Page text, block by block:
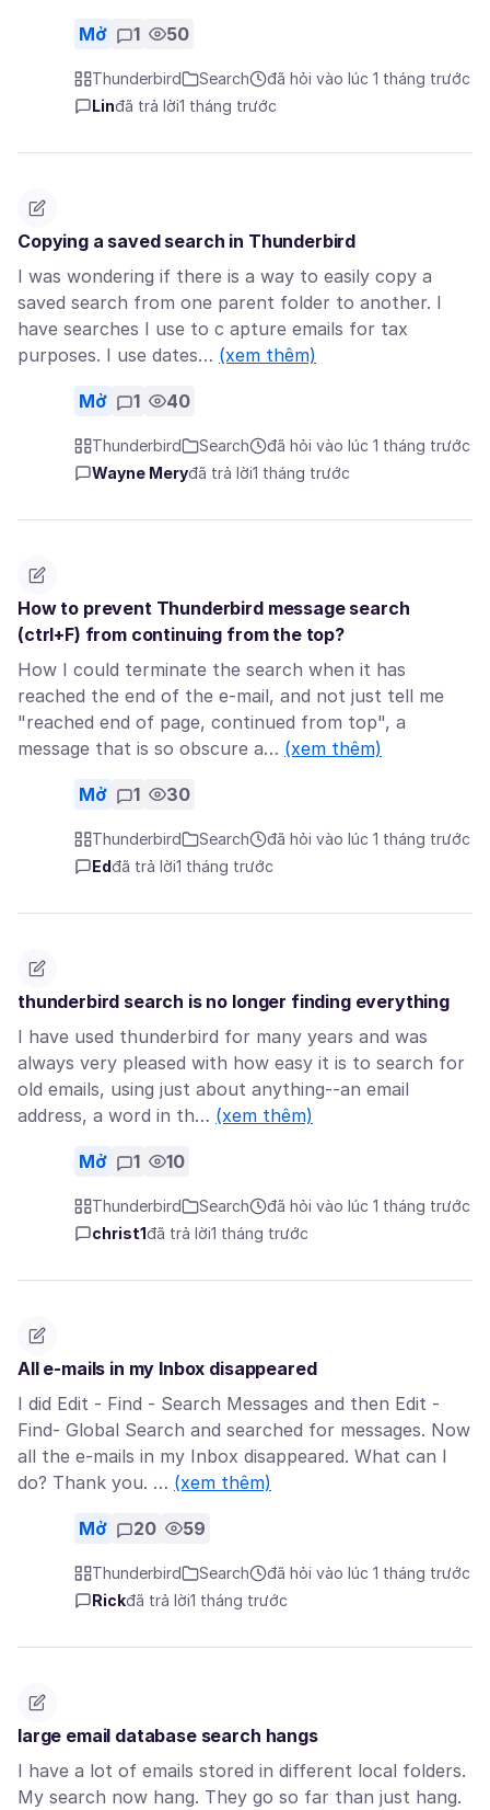
Mở 1 50
Thunderbird Search
đã hỏi vào lúc 1 tháng trước
Linđã trả lời1 tháng trước
Copying a saved search in Thunderbird
I was wondering if there is a way to easily copy a
saved search from one parent folder to another. I
have searches I use to c apture emails for tax
purposes. I use dates… (xem thêm)
Mở 1 40
Thunderbird Search
đã hỏi vào lúc 1 tháng trước
Wayne Meryđã trả lời1 tháng trước
How to prevent Thunderbird message search
(ctrl+F) from continuing from the top?
How I could terminate the search when it has
reached the end of the e-mail, and not just tell me
"reached end of page, continued from top", a
message that is so obscure a… (xem thêm)
Mở 1 30
Thunderbird Search
đã hỏi vào lúc 1 tháng trước
Edđã trả lời1 tháng trước
thunderbird search is no longer finding everything
I have used thunderbird for many years and was
always very pleased with how easy it is to search for
old emails, using just about anything--an email
address, a word in th… (xem thêm)
Mở 1 10
Thunderbird Search
đã hỏi vào lúc 1 tháng trước
christ1đã trả lời1 tháng trước
All e-mails in my Inbox disappeared
I did Edit - Find - Search Messages and then Edit -
Find- Global Search and searched for messages. Now
all the e-mails in my Inbox disappeared. What can I
do? Thank you. … (xem thêm)
Mở 20 59
Thunderbird Search
đã hỏi vào lúc 1 tháng trước
Rickđã trả lời1 tháng trước
large email database search hangs
I have a lot of emails stored in different local folders.
My search now hang. They go so far than just hang.